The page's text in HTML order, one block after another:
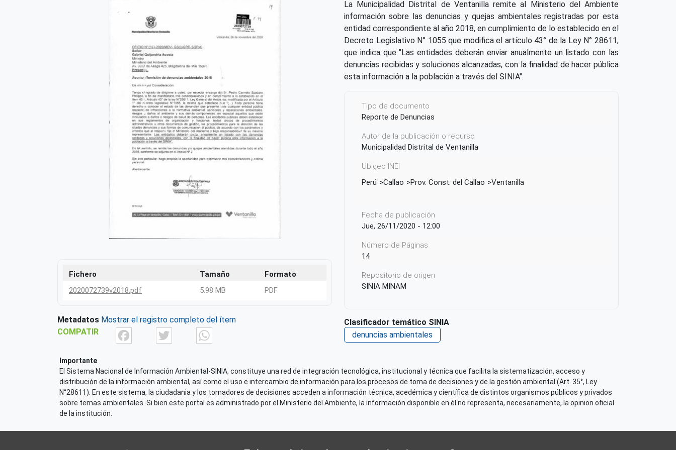
Fichero Tamaño
Formato
2020072739v2018.pdf
5.98 MB PDF
Metadatos Mostrar el registro completo del ítem
COMPATIR
FacebookTwitter
La Municipalidad Distrital de Ventanilla remite al Ministerio del Ambiente
información sobre las denuncias y quejas ambientales registradas por esta
entidad correspondiente al año 2018, en cumplimiento de lo establecido en el
Decreto Legislativo N° 1055 que modifica el artículo 43° de la Ley N° 28611,
que indica que "Las entidades deberán enviar anualmente un listado con las
denuncias recibidas y soluciones alcanzadas, con la finalidad de hacer pública
esta información a la población a través del SINIA".
Tipo de documento
Reporte de Denuncias
Autor de la publicación o recurso
Municipalidad Distrital de Ventanilla
Ubigeo INEI
Perú
Callao Prov. Const. del Callao Ventanilla
Fecha de publicación
Jue, 26/11/2020 - 12:00
Número de Páginas
14
Repositorio de origen
SINIA MINAM
Clasificador temático SINIA
denuncias ambientales
Importante
El Sistema Nacional de Información Ambiental-SINIA, constituye una red de integración tecnológica, institucional y técnica que facilita la sistematización, acceso y
distribución de la información ambiental, así como el uso e intercambio de información para los procesos de toma de decisiones y de la gestión ambiental (Art. 35°, Ley
N°28611). En este sistema, la ciudadania y los tomadores de decisiones acceden a información técnica, acedémica y científica de distintos organismos públicos y privados
sobre temas ambientales. Si bien este portal es administrado por el Ministerio del Ambiente, la información disponible en él no representa, necesariamente, la opinion oficial
de la institución.